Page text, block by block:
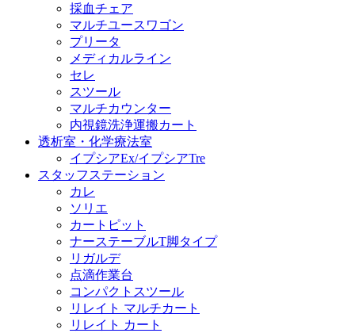
採血チェア
マルチユースワゴン
プリータ
メディカルライン
セレ
スツール
マルチカウンター
内視鏡洗浄運搬カート
透析室・化学療法室
イプシアEx/イプシアTre
スタッフステーション
カレ
ソリエ
カートピット
ナーステーブルT脚タイプ
リガルデ
点滴作業台
コンパクトスツール
リレイト マルチカート
リレイト カート